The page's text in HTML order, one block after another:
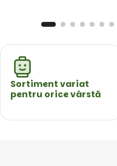
Sortiment variat
pentru orice vârstă